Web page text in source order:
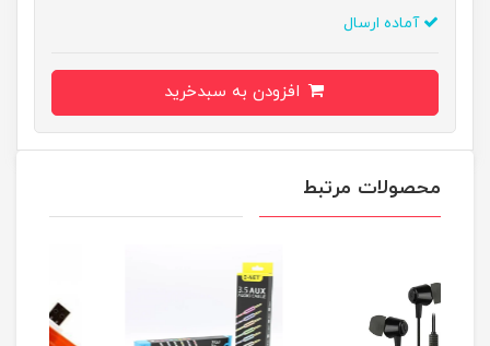
آماده ارسال
محصولات مرتبط